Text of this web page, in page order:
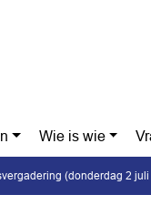
Wie is wie
(donderdag 2